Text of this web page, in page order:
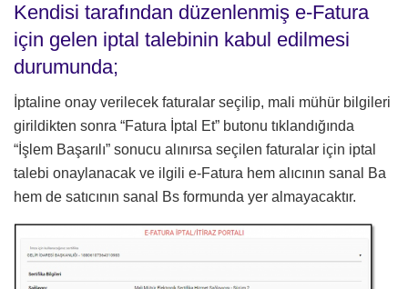
Kendisi tarafından düzenlenmiş e-Fatura
için gelen iptal talebinin kabul edilmesi
durumunda;
İptaline onay verilecek faturalar seçilip, mali mühür bilgileri
girildikten sonra “Fatura İptal Et” butonu tıklandığında
“İşlem Başarılı” sonucu alınırsa seçilen faturalar için iptal
talebi onaylanacak ve ilgili e-Fatura hem alıcının sanal Ba
hem de satıcının sanal Bs formunda yer almayacaktır.